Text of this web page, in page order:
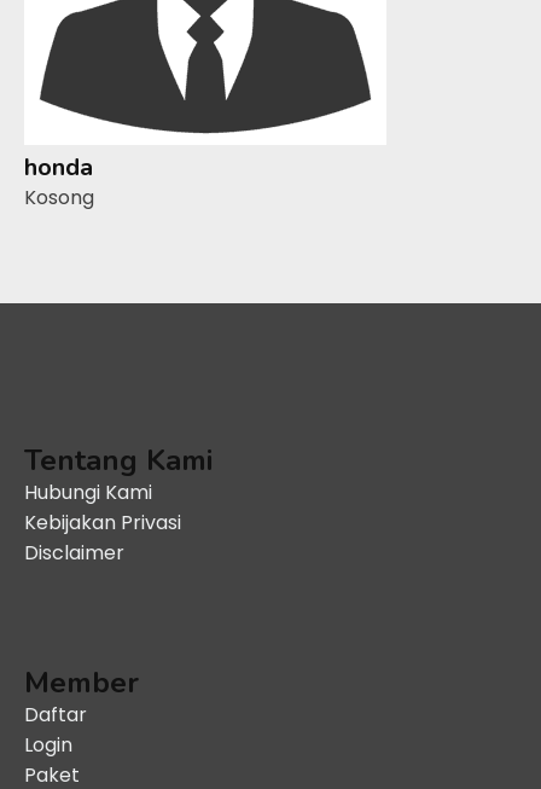
honda
Kosong
Tentang Kami
Hubungi Kami
Kebijakan Privasi
Disclaimer
Member
Daftar
Login
Paket